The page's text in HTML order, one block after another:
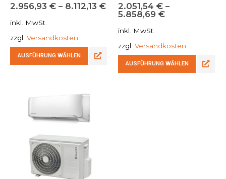
60x60cm
Optional auch Wi-Fi
Frischluftanschluss
möglich
2.956,93 € – 8.112,13 €
inkl. MwSt.
zzgl. Versandkosten
AUSFÜHRUNG WÄHLEN
Komplette Serie von
9000 – 24000Btu/h
Kompatibel in den
MULTISplit
Wi-Fi Standard um das
2.051,54 € –
5.858,69 €
inkl. MwSt.
zzgl. Versandkosten
AUSFÜHRUNG WÄHLEN